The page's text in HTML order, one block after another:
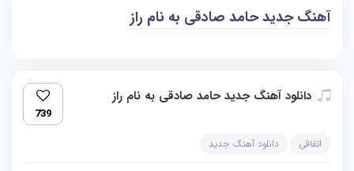
آهنگ جديد حامد صادقی به نام راز
دانلود آهنگ جدید حامد صادقی به نام راز
739
اتفاقی دانلود آهنگ جدید